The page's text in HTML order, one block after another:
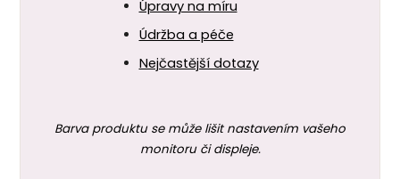
Úpravy na míru
Údržba a péče
Nejčastější dotazy
Barva produktu se může lišit nastavením vašeho
monitoru či displeje.